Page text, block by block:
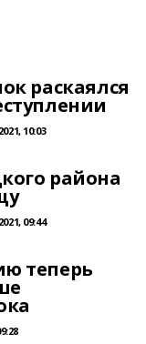
раскаялся
10:03
района
09:44
теперь